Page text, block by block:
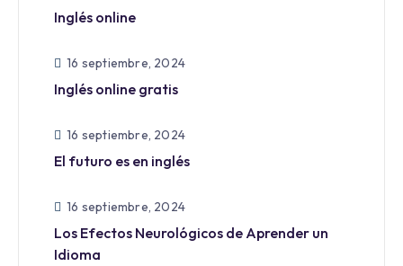
Inglés online
16 septiembre, 2024
Inglés online gratis
16 septiembre, 2024
El futuro es en inglés
16 septiembre, 2024
Los Efectos Neurológicos de Aprender un
Idioma